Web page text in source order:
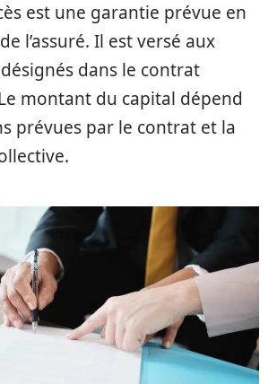
est une garantie prévue en
l’assuré. Il est versé aux
dans le contrat
montant du capital dépend
prévues par le contrat et la